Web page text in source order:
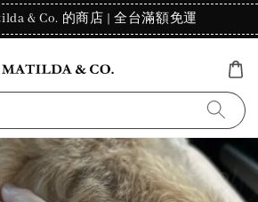
& Co. 的商店 | 全台滿額免運